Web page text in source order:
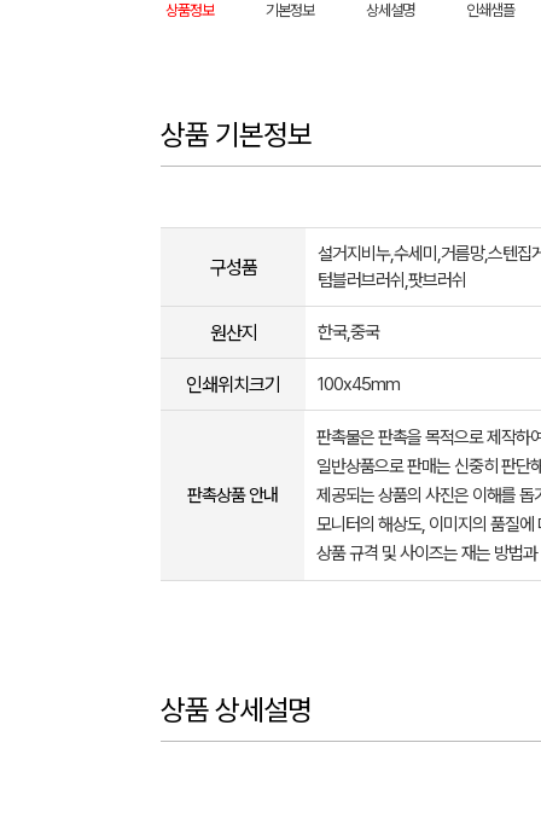
상품정보 기본정보 상세설명 인쇄샘플
상품 기본정보
구성품
설거지비누,수세미,거름망,스텐집
텀블러브러쉬,팟브러쉬
원산지 한국,중국
인쇄위치크기 100x45mm
판촉상품 안내
판촉물은 판촉을 목적으로 제작하
일반상품으로 판매는 신중히 판단
제공되는 상품의 사진은 이해를
모니터의 해상도, 이미지의 품질
상품 규격 및 사이즈는 재는 방법
상품 상세설명